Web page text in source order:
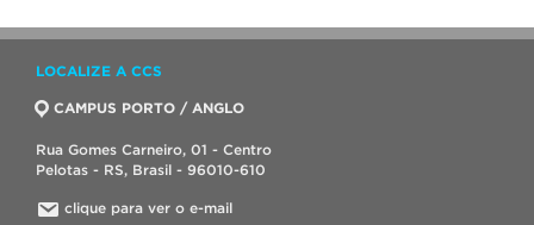
LOCALIZE A CCS
CAMPUS PORTO / ANGLO
Rua Gomes Carneiro, 01 - Centro
Pelotas - RS, Brasil - 96010-610
clique para ver o e-mail